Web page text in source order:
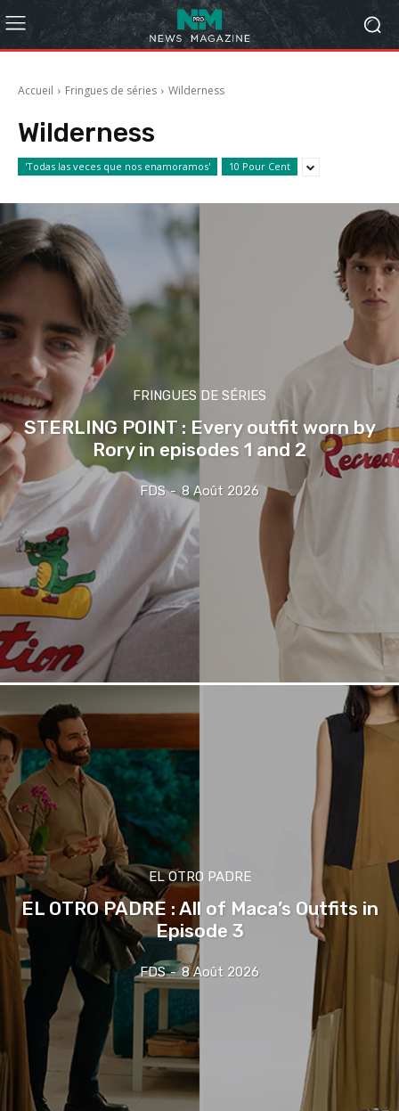
Accueil Fringues de séries Wilderness
Wilderness
'Todas las veces que nos enamoramos' 10 Pour Cent
FRINGUES DE SÉRIES
STERLING POINT : Every outfit worn by
Rory in episodes 1 and 2
FDS - 8 Août 2026
EL OTRO PADRE
EL OTRO PADRE : All of Maca’s Outfits in
Episode 3
FDS - 8 Août 2026